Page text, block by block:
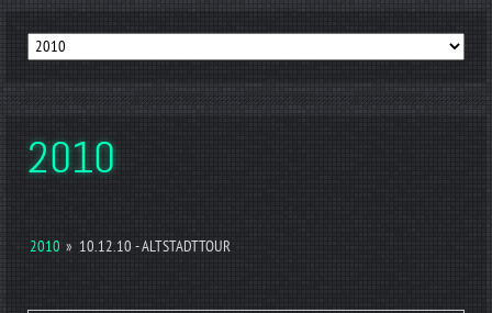
2010
2010 » 10.12.10 - ALTSTADTTOUR